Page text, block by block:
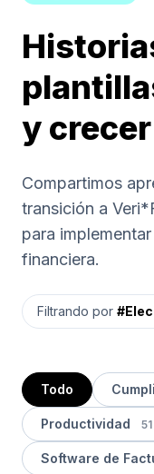
y crecer
Compartimos
transición a
para
financiera.
Filtrando por
Todo
Productividad 51
Software de